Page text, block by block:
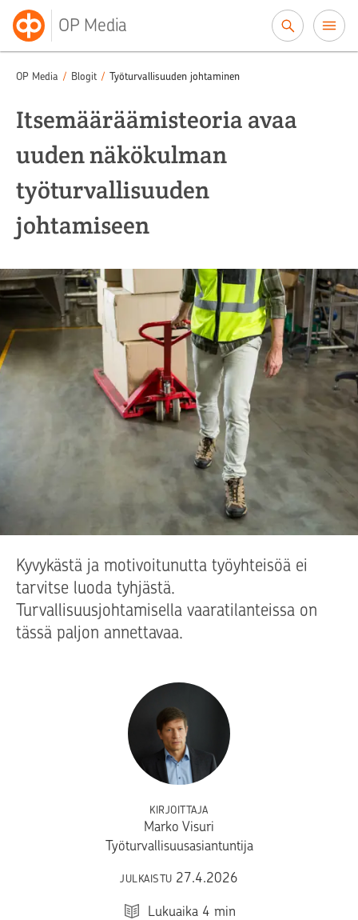
OP Media
OP Media / Blogit / Työturvallisuuden johtaminen
Itsemääräämisteoria avaa
uuden näkökulman
työturvallisuuden
johtamiseen
Kyvykästä ja motivoitunutta työyhteisöä ei
tarvitse luoda tyhjästä.
Turvallisuusjohtamisella vaaratilanteissa on
tässä paljon annettavaa.
KIRJOITTAJA
Marko Visuri
Työturvallisuusasiantuntija
JULKAISTU 27.4.2026
Lukuaika 4 min